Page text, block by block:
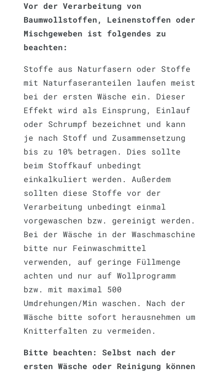
Vor der Verarbeitung von
Baumwollstoffen, Leinenstoffen oder
Mischgeweben ist folgendes zu
beachten:
Stoffe aus Naturfasern oder Stoffe
mit Naturfaseranteilen laufen meist
bei der ersten Wäsche ein. Dieser
Effekt wird als Einsprung, Einlauf
oder Schrumpf bezeichnet und kann
je nach Stoff und Zusammensetzung
bis zu 10% betragen. Dies sollte
beim Stoffkauf unbedingt
einkalkuliert werden. Außerdem
sollten diese Stoffe vor der
Verarbeitung unbedingt einmal
vorgewaschen bzw. gereinigt werden.
Bei der Wäsche in der Waschmaschine
bitte nur Feinwaschmittel
verwenden, auf geringe Füllmenge
achten und nur auf Wollprogramm
bzw. mit maximal 500
Umdrehungen/Min waschen. Nach der
Wäsche bitte sofort herausnehmen um
Knitterfalten zu vermeiden.
Bitte beachten: Selbst nach der
ersten Wäsche oder Reinigung können